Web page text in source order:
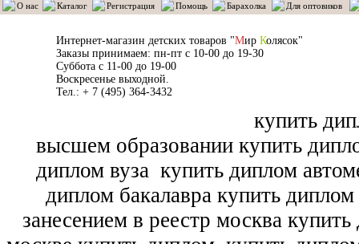
О нас Каталог Регистрация Помощь Барахолка Для оптовиков
Интернет-магазин детских товаров "Мир Колясок"
Заказы принимаем: пн-пт с 10-00 до 19-30
Суббота с 11-00 до 19-00
Воскресенье выходной.
Тел.: + 7 (495) 364-3432
купить
высшем образовании купить
диплом вуза купить диплом
диплом бакалавра купить
занесением в реестр москва